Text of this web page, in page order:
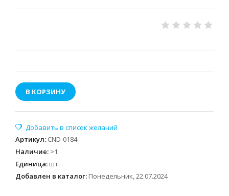
В КОРЗИНУ
Артикул: CND-0184
Наличие: >1
Единица: шт.
Добавлен в каталог: Понедельник, 22.07.2024